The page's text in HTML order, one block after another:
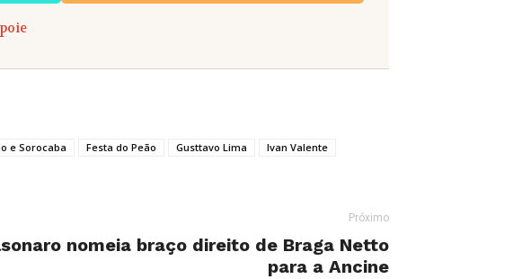
e Sorocaba Festa do Peão Gusttavo Lima
Ivan Valente
Próximo
nomeia braço direito de Braga Netto
para a Ancine